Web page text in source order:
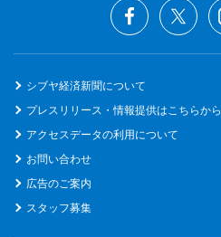
シブヤ経済新聞について
プレスリリース・情報提供はこちらから
アクセスデータの利用について
お問い合わせ
広告のご案内
スタッフ募集